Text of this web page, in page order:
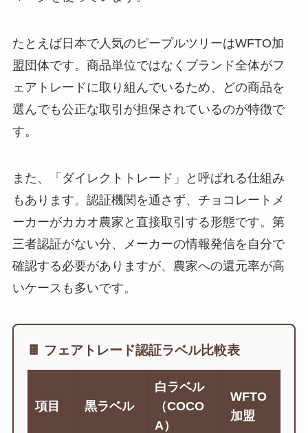
たとえば日本で人気のピープルツリーはWFTO加
盟団体です。商品単位ではなくブランド全体がフ
ェアトレードに取り組んでいるため、どの商品を
選んでも公正な取引が担保されているのが特徴で
す。
また、「ダイレクトトレード」と呼ばれる仕組み
もあります。認証機関を通さず、チョコレートメ
ーカーがカカオ農家と直接取引する形態です。第
三者認証がない分、メーカーの情報発信を自分で
確認する必要がありますが、農家への還元率が高
いケースも多いです。
🍫 フェアトレード認証ラベル比較表
項目 黒ラベル
白ラベル
（COCO
A）
WFTO
加盟